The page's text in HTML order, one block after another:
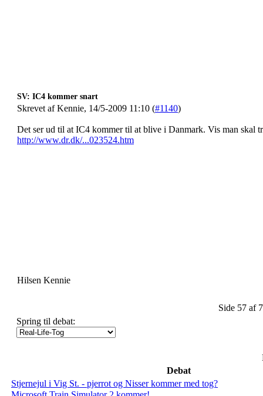
SV: IC4 kommer snart
Skrevet af Kennie, 14/5-2009 11:10 (#1140)
Det ser ud til at IC4 kommer til at blive i Danmark. Vis man skal
http://www.dr.dk/...023524.htm
Hilsen Kennie
Side 57 af
Spring til debat:
Debat
Stjernejul i Vig St. - pjerrot og Nisser kommer med tog?